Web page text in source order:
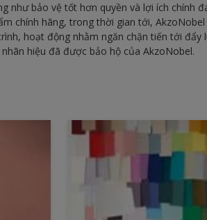
như bảo vệ tốt hơn quyền và lợi ích chính
chính hãng, trong thời gian tới,
hoạt động nhằm ngăn chặn tiến tới đẩy
hiệu đã được bảo hộ của AkzoNobel.